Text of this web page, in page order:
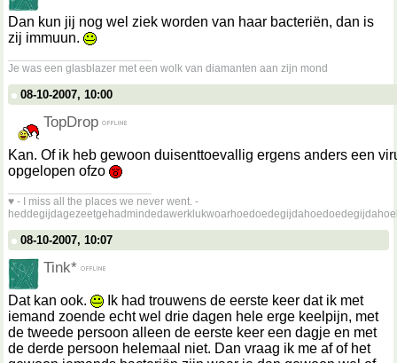
Dan kun jij nog wel ziek worden van haar bacteriën, dan is
zij immuun.
Je was een glasblazer met een wolk van diamanten aan zijn mond
08-10-2007, 10:00
TopDrop
Kan. Of ik heb gewoon duisenttoevallig ergens anders een
opgelopen ofzo
♥ - I miss all the places we never went. -
08-10-2007, 10:07
Tink*
Dat kan ook.
Ik had trouwens de eerste keer dat ik met
iemand zoende echt wel drie dagen hele erge keelpijn, met
de tweede persoon alleen de eerste keer een dagje en met
de derde persoon helemaal niet. Dan vraag ik me af of het